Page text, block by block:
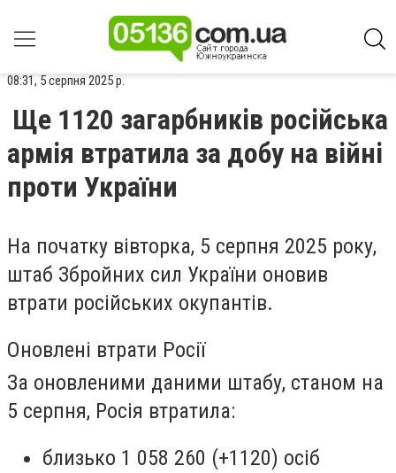
08:31, 5 серпня 2025 р.
Ще 1120 загарбників російська
армія втратила за добу на війні
проти України
На початку вівторка, 5 серпня 2025 року,
штаб Збройних сил України оновив
втрати російських окупантів.
Оновлені втрати Росії
За оновленими даними штабу, станом на
5 серпня, Росія втратила:
близько 1 058 260 (+1120) осіб